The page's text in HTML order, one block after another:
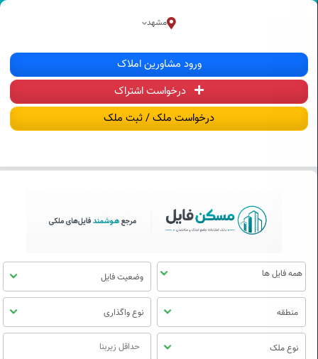
مسکن فایل | خرید، فروش، رهن و اجاره
مشهد
ورود مشاورین املاک
درخواست اشتراک
درخواست ملک / ثبت ملک
منوی
وضعیت فایل
منطقه نوع واگذاری
نوع ملک